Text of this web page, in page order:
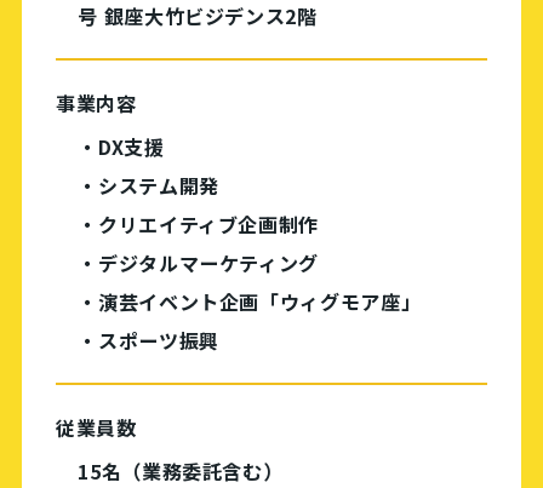
号 銀座⼤⽵ビジデンス2階
事業内容
・DX⽀援
・システム開発
・クリエイティブ企画制作
・デジタルマーケティング
・演芸イベント企画「ウィグモア座」
・スポーツ振興
従業員数
15名（業務委託含む）